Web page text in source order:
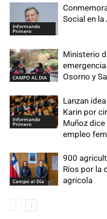
Informando
Primero
Social en la
CAMPO AL DIA
Ministerio
Osorno y
Informando
Primero
Lanzan
Karin por
Muñoz
empleo
Campo al Día
900
Ríos por la
agrícola